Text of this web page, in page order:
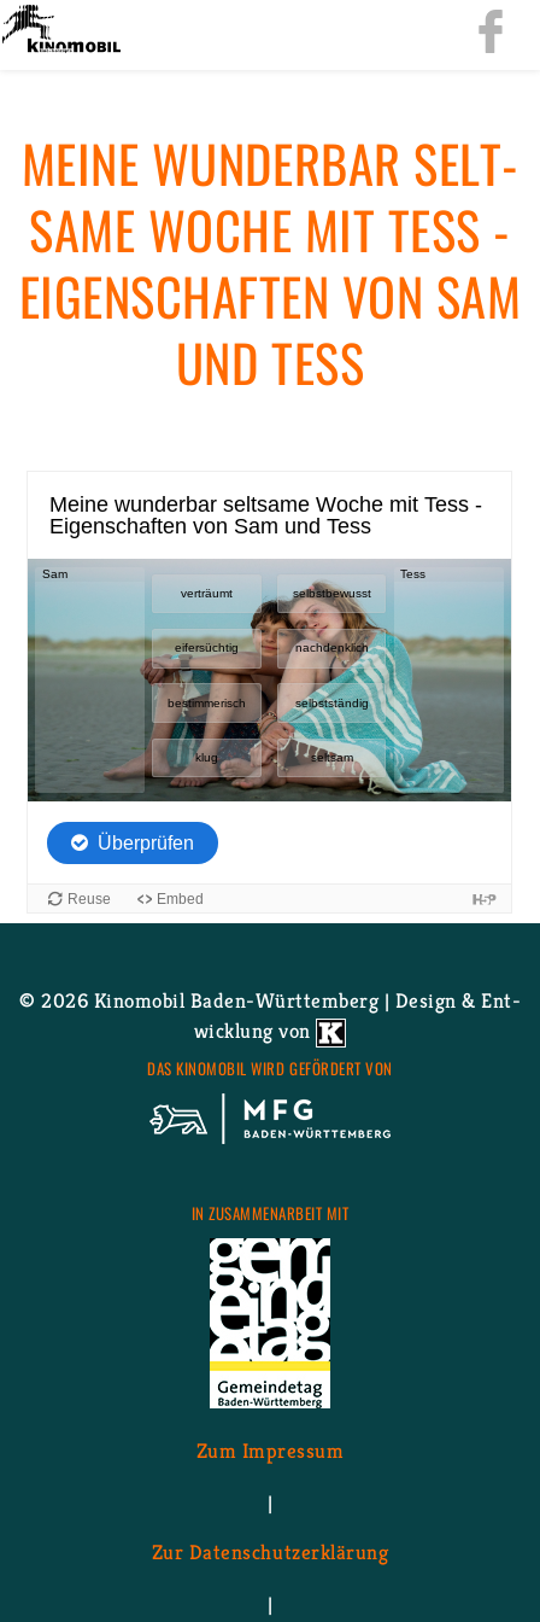
MEINE WUN­DER­BAR SELT­
SA­ME WOCHE MIT TESS -
EI­GEN­SCHAF­TEN VON SAM
UND TESS
© 2026 Ki­no­mo­bil Ba­den-Würt­tem­berg | De­sign & Ent­
wick­lung von
DAS KI­NO­MO­BIL WIRD GE­FÖR­DERT VON
IN ZU­SAM­MEN­AR­BEIT MIT
Zum Im­pres­sum
|
Zur Da­ten­schutz­er­klä­rung
|